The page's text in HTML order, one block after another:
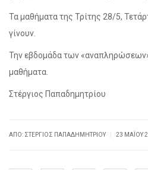
Τα μαθήματα της Τρίτης 28/5,
γίνουν.
Την εβδομάδα των
μαθήματα.
Στέργιος Παπαδημητρίου
ΑΠΌ: ΣΤΈΡΓΙΟΣ ΠΑΠΑΔΗΜΗΤΡΊΟΥ 23 ΜΑΪ́ΟΥ